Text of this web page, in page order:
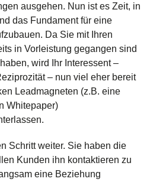
ausgehen. Nun ist es Zeit, in
das Fundament für eine
Da Sie mit Ihren
in Vorleistung gegangen sind
wird Ihr Interessent –
– nun viel eher bereit
Leadmagneten (z.B. eine
Whitepaper)
Schritt weiter. Sie haben die
Kunden ihn kontaktieren zu
eine Beziehung